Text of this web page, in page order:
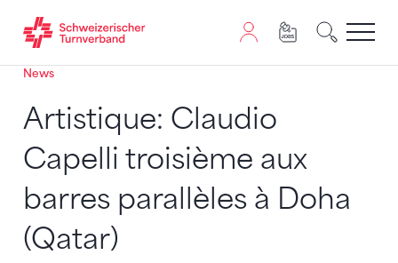
Zum Inhalt springen
Zur Sitemap navigieren
Zum Navigieren dieser Seite wird JavaScript benötigt.
News
Artistique: Claudio
Capelli troisième aux
barres parallèles à Doha
(Qatar)